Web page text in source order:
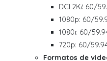
DCI 2Ki: 60/
1080p: 60/
1080i: 60/
720p: 60/
Formatos de